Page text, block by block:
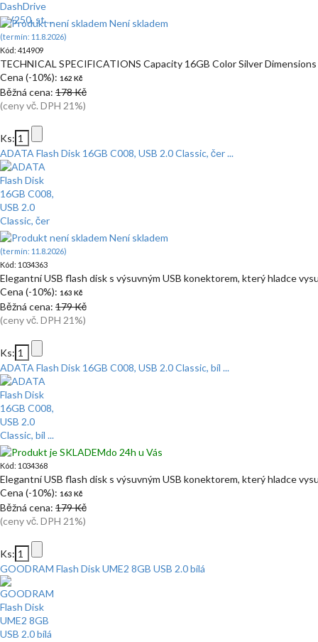
Není skladem
(termín: 11.8.2026)
Kód: 414909
TECHNICAL SPECIFICATIONS Capacity 16GB Color Silver
Cena (-10%): 162 Kč
Běžná cena: 178 Kč
(ceny vč. DPH 21%)
Ks:
ADATA Flash Disk 16GB C008, USB 2.0 Classic, čer ...
Není skladem
(termín: 11.8.2026)
Kód: 1034363
Elegantní USB flash disk s výsuvným USB konektorem, který hladce
Cena (-10%): 163 Kč
Běžná cena: 179 Kč
(ceny vč. DPH 21%)
Ks:
ADATA Flash Disk 16GB C008, USB 2.0 Classic, bíl ...
do 24h u Vás
Kód: 1034368
Elegantní USB flash disk s výsuvným USB konektorem, který hladce
Cena (-10%): 163 Kč
Běžná cena: 179 Kč
(ceny vč. DPH 21%)
Ks:
GOODRAM Flash Disk UME2 8GB USB 2.0 bílá